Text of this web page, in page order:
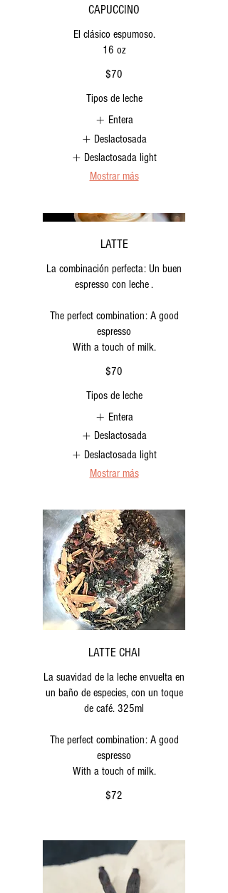
CAPUCCINO
El clásico espumoso.
16 oz
$70
Tipos de leche
Entera
Deslactosada
Deslactosada light
Mostrar más
LATTE
La combinación perfecta: Un buen
espresso con leche .
The perfect combination: A good
espresso
With a touch of milk.
$70
Tipos de leche
Entera
Deslactosada
Deslactosada light
Mostrar más
LATTE CHAI
La suavidad de la leche envuelta en
un baño de especies, con un toque
de café. 325ml
The perfect combination: A good
espresso
With a touch of milk.
$72